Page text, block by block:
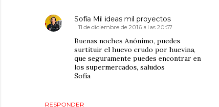
RESPONDER
Sofía Mil ideas mil proyectos
11 de diciembre de 2016 a las 20:57
Buenas noches Anónimo, puedes
surtituir el huevo crudo por huevina,
que seguramente puedes encontrar en
los supermercados, saludos
Sofía